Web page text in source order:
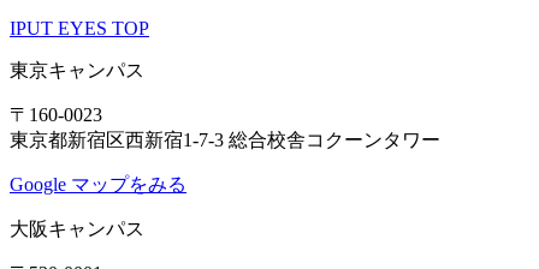
IPUT EYES TOP
東京キャンパス
〒160-0023
東京都新宿区西新宿1-7-3 総合校舎コクーンタワー
Google マップをみる
大阪キャンパス